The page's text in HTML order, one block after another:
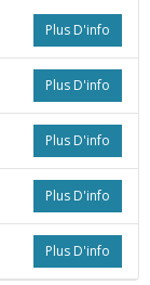
Plus D'info
Plus D'info
Plus D'info
Plus D'info
Plus D'info